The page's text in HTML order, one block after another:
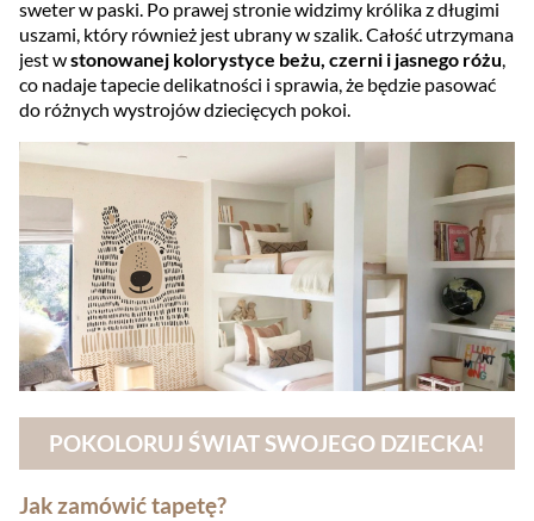
sweter w paski. Po prawej stronie widzimy królika z długimi
uszami, który również jest ubrany w szalik. Całość utrzymana
jest wstonowanej kolorystyce beżu, czerni i jasnego różu,
co nadaje tapecie delikatności i sprawia, że będzie pasować
do różnych wystrojów dziecięcych pokoi.
POKOLORUJ ŚWIAT SWOJEGO DZIECKA!
Jak zamówić tapetę?